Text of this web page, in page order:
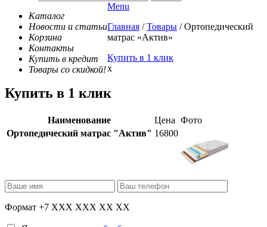
Каталог
Новости и статьи
Корзина
Контакты
Купить в кредит
Товары со скидкой!
Menu
Главная / Товары / Ортопедический
матрас «Актив»
Купить в 1 клик
x
Купить в 1 клик
Наименование Цена Фото
Ортопедический матрас "Актив" 16800
Формат +7 XXX XXX XX XX